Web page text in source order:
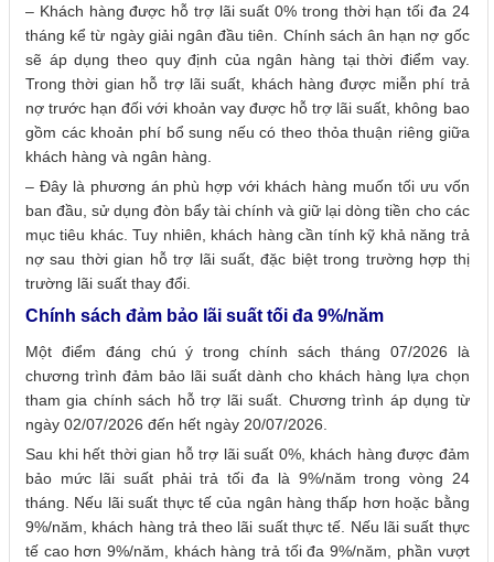
– Khách hàng được hỗ trợ lãi suất 0% trong thời hạn tối đa 24
tháng kể từ ngày giải ngân đầu tiên. Chính sách ân hạn nợ gốc
sẽ áp dụng theo quy định của ngân hàng tại thời điểm vay.
Trong thời gian hỗ trợ lãi suất, khách hàng được miễn phí trả
nợ trước hạn đối với khoản vay được hỗ trợ lãi suất, không bao
gồm các khoản phí bổ sung nếu có theo thỏa thuận riêng giữa
khách hàng và ngân hàng.
– Đây là phương án phù hợp với khách hàng muốn tối ưu vốn
ban đầu, sử dụng đòn bẩy tài chính và giữ lại dòng tiền cho các
mục tiêu khác. Tuy nhiên, khách hàng cần tính kỹ khả năng trả
nợ sau thời gian hỗ trợ lãi suất, đặc biệt trong trường hợp thị
trường lãi suất thay đổi.
Chính sách đảm bảo lãi suất tối đa 9%/năm
Một điểm đáng chú ý trong chính sách tháng 07/2026 là
chương trình đảm bảo lãi suất dành cho khách hàng lựa chọn
tham gia chính sách hỗ trợ lãi suất. Chương trình áp dụng từ
ngày 02/07/2026 đến hết ngày 20/07/2026.
Sau khi hết thời gian hỗ trợ lãi suất 0%, khách hàng được đảm
bảo mức lãi suất phải trả tối đa là 9%/năm trong vòng 24
tháng. Nếu lãi suất thực tế của ngân hàng thấp hơn hoặc bằng
9%/năm, khách hàng trả theo lãi suất thực tế. Nếu lãi suất thực
tế cao hơn 9%/năm, khách hàng trả tối đa 9%/năm, phần vượt